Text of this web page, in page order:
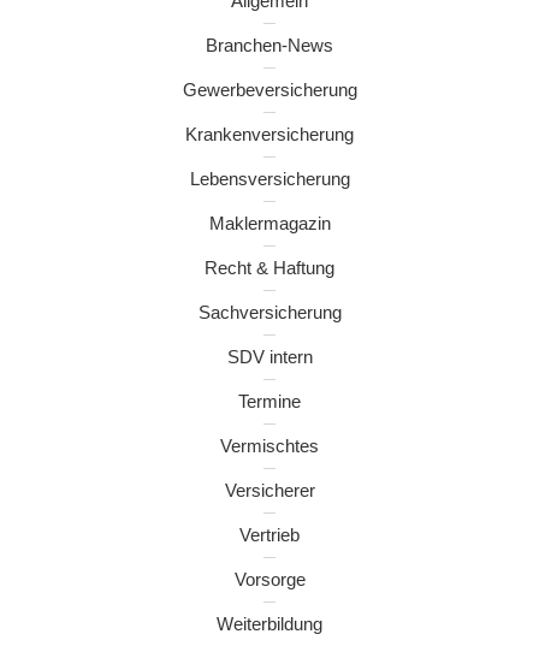
Branchen-News
Gewerbeversicherung
Krankenversicherung
Lebensversicherung
Maklermagazin
Recht & Haftung
Sachversicherung
SDV intern
Termine
Vermischtes
Versicherer
Vertrieb
Vorsorge
Weiterbildung